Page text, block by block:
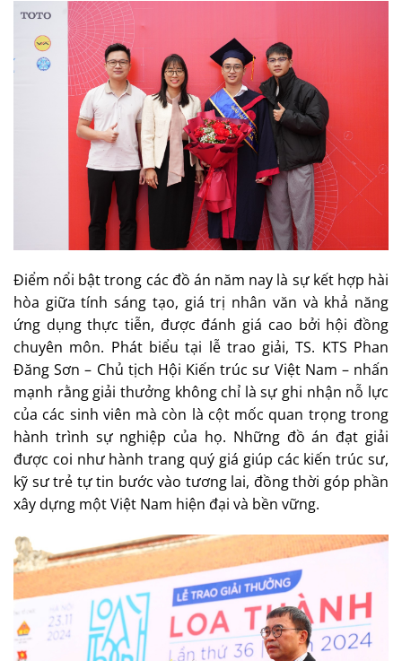
Điểm nổi bật trong các đồ án năm nay là sự kết hợp hài
hòa giữa tính sáng tạo, giá trị nhân văn và khả năng
ứng dụng thực tiễn, được đánh giá cao bởi hội đồng
chuyên môn. Phát biểu tại lễ trao giải, TS. KTS Phan
Đăng Sơn – Chủ tịch Hội Kiến trúc sư Việt Nam – nhấn
mạnh rằng giải thưởng không chỉ là sự ghi nhận nỗ lực
của các sinh viên mà còn là cột mốc quan trọng trong
hành trình sự nghiệp của họ. Những đồ án đạt giải
được coi như hành trang quý giá giúp các kiến trúc sư,
kỹ sư trẻ tự tin bước vào tương lai, đồng thời góp phần
xây dựng một Việt Nam hiện đại và bền vững.